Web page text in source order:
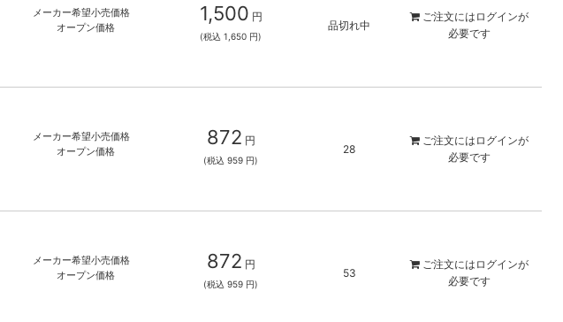
メーカー希望小売価格
オープン価格
1,500 円
(税込 1,650 円)
品切れ中
ご注文には ログインが
必要です
メーカー希望小売価格
オープン価格
872 円
(税込 959 円)
28
ご注文には ログインが
必要です
メーカー希望小売価格
オープン価格
872 円
(税込 959 円)
53
ご注文には ログインが
必要です